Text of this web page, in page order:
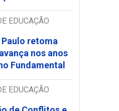
EDUCAÇÃO
retoma
nos anos
Fundamental
EDUCAÇÃO